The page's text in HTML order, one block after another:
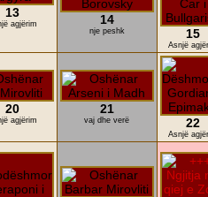
13
agjërim 14
nje peshk 15
Asnjë
20
agjërim
21
vaj dhe verë 22
Asnjë